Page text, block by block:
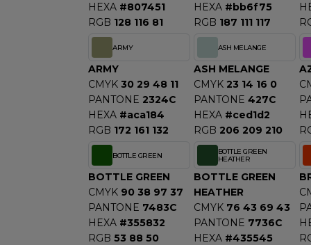
HEXA #807451
RGB 128 116 81
HEXA #bb6f75
RGB 187 111 117
ARMY
ARMY
CMYK 30 29 48 11
PANTONE 2324C
HEXA #aca184
RGB 172 161 132
ASH MELANGE
ASH MELANGE
CMYK 23 14 16 0
PANTONE 427C
HEXA #ced1d2
RGB 206 209 210
BOTTLE GREEN
BOTTLE GREEN
CMYK 90 38 97 37
PANTONE 7483C
HEXA #355832
RGB 53 88 50
BOTTLE GREEN
HEATHER
BOTTLE GREEN
HEATHER
CMYK 76 43 69 43
PANTONE 7736C
HEXA #435545